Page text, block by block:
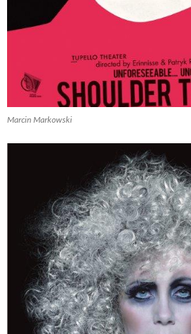
Marcin Markowski